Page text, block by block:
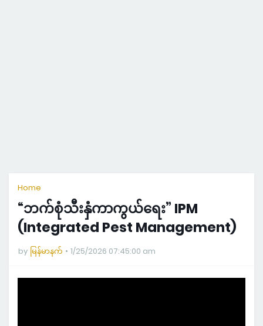
Home
“ဘက်စုံသီးနှံကာကွယ်ရေး” IPM
(Integrated Pest Management)
by မြန်မာနက် 1/25/2026 07:45:00 am